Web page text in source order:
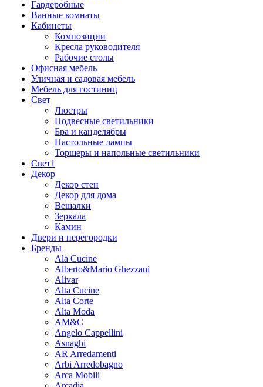
Гардеробные
Ванные комнаты
Кабинеты
Композиции
Кресла руководителя
Рабочие столы
Офисная мебель
Уличная и садовая мебель
Мебель для гостиниц
Свет
Люстры
Подвесные светильники
Бра и канделябры
Настольные лампы
Торшеры и напольные светильники
Свет1
Декор
Декор стен
Декор для дома
Вешалки
Зеркала
Камин
Двери и перегородки
Бренды
Ala Cucine
Alberto&Mario Ghezzani
Alivar
Alta Cucine
Alta Corte
Alta Moda
AM&C
Angelo Cappellini
Asnaghi
AR Arredamenti
Arbi Arredobagno
Arca Mobili